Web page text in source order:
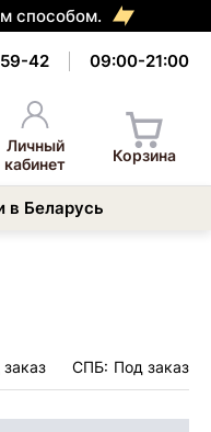
способом.
42 09:00-21:00
Личный
кабинет
Корзина
в Беларусь
СПБ: Под заказ